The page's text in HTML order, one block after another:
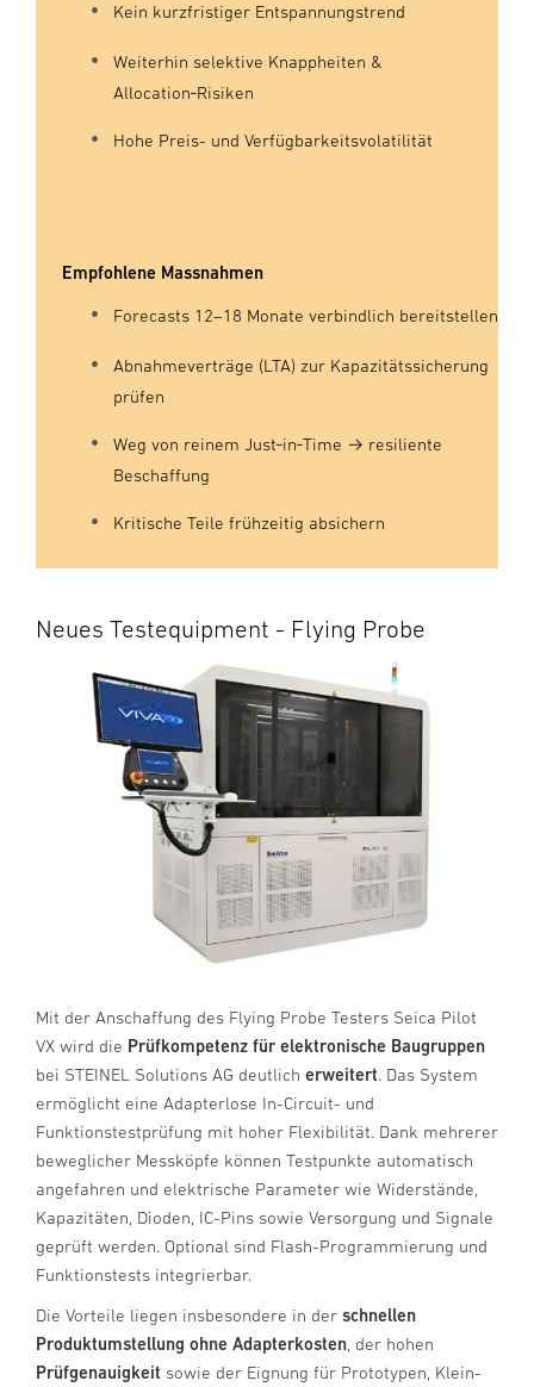
Kein kurzfristiger Entspannungstrend
Weiterhin selektive Knappheiten &
Allocation‑Risiken
Hohe Preis- und Verfügbarkeitsvolatilität
Empfohlene Massnahmen
Forecasts 12–18 Monate verbindlich bereitstellen
Abnahmeverträge (LTA) zur Kapazitätssicherung
prüfen
Weg von reinem Just‑in‑Time → resiliente
Beschaffung
Kritische Teile frühzeitig absichern
Neues Testequipment - Flying Probe
Mit der Anschaffung des Flying Probe Testers Seica Pilot
VX wird die Prüfkompetenz für elektronische Baugruppen
bei STEINEL Solutions AG deutlich erweitert. Das System
ermöglicht eine Adapterlose In-Circuit- und
Funktionstestprüfung mit hoher Flexibilität. Dank mehrerer
beweglicher Messköpfe können Testpunkte automatisch
angefahren und elektrische Parameter wie Widerstände,
Kapazitäten, Dioden, IC-Pins sowie Versorgung und Signale
geprüft werden. Optional sind Flash-Programmierung und
Funktionstests integrierbar.
Die Vorteile liegen insbesondere in der schnellen
Produktumstellung ohne Adapterkosten , der hohen
Prüfgenauigkeit sowie der Eignung für Prototypen, Klein-